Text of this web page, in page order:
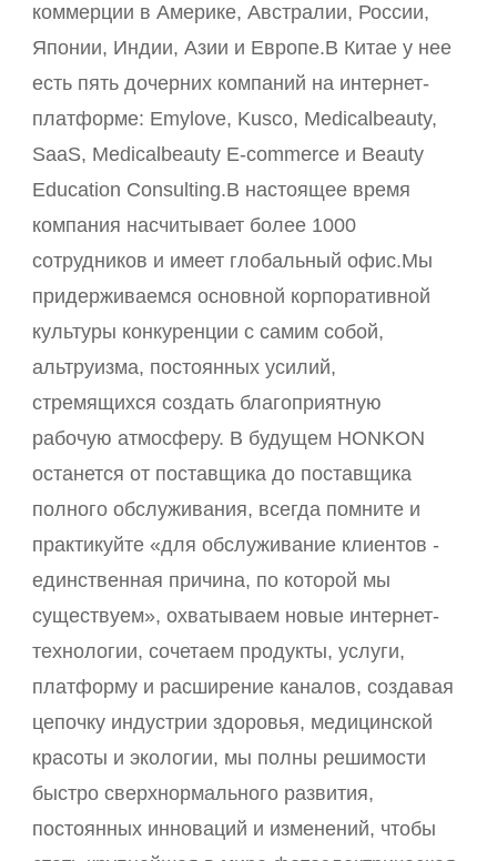
коммерции в Америке, Австралии, России,
Японии, Индии, Азии и Европе.В Китае у нее
есть пять дочерних компаний на интернет-
платформе: Emylove, Kusco, Medicalbeauty,
SaaS, Medicalbeauty E-commerce и Beauty
Education Consulting.В настоящее время
компания насчитывает более 1000
сотрудников и имеет глобальный офис.Мы
придерживаемся основной корпоративной
культуры конкуренции с самим собой,
альтруизма, постоянных усилий,
стремящихся создать благоприятную
рабочую атмосферу. В будущем HONKON
останется от поставщика до поставщика
полного обслуживания, всегда помните и
практикуйте «для обслуживание клиентов -
единственная причина, по которой мы
существуем», охватываем новые интернет-
технологии, сочетаем продукты, услуги,
платформу и расширение каналов, создавая
цепочку индустрии здоровья, медицинской
красоты и экологии, мы полны решимости
быстро сверхнормального развития,
постоянных инноваций и изменений, чтобы